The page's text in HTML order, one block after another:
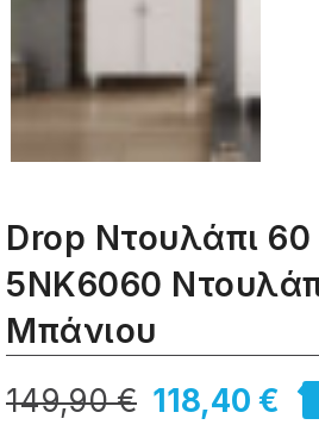
Drop Ντουλάπι
5ΝΚ6060
Μπάνιου
118,40 €
149,90 €